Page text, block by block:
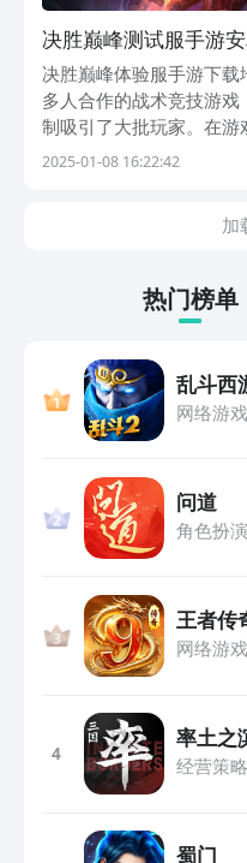
决胜巅峰测试服手游
手机版最新下载安装
决胜巅峰体验服手游下
多人合作的战术竞技游
制吸引了大批玩家。在
人，目标是在战斗中催毁
2025-01-08 16:22:42
加
热门榜单
乱斗西
网络游戏
问道
角色扮演
王者传
网络游戏
4
率土之
经营策略
蜀门